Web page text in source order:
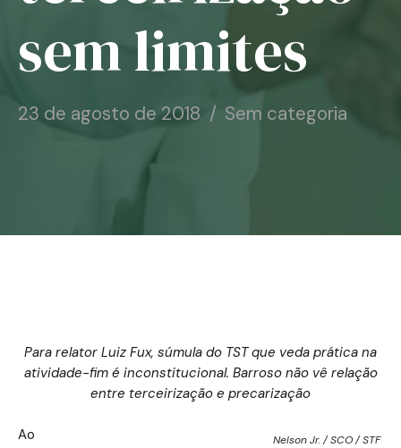
Associe-se
sem limites
23 de agosto de 2018 Sem categoria
Para relator Luiz Fux, súmula do TST que veda prática na
atividade-fim é inconstitucional. Barroso não vê relação
entre terceirização e precarização
Nelson Jr. / SCO / STF
Ao